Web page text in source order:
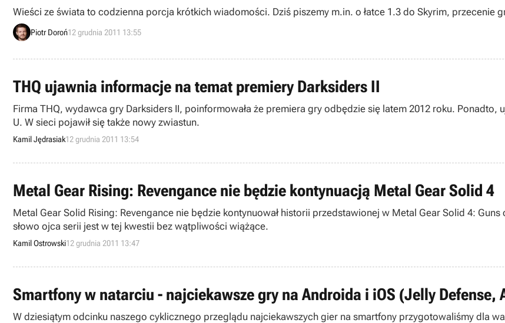
Wieści ze świata to codzienna porcja krótkich wiadomości. Dziś piszemy m.in. o łatce 1.3 do Skyrim, przecenie
Piotr Doroń12 grudnia 2011 13:55
THQ ujawnia informacje na temat premiery Darksiders II
Firma THQ, wydawca gry Darksiders II, poinformowała że premiera gry odbędzie się latem 2012 roku. Ponadto,
U. W sieci pojawił się także nowy zwiastun.
Kamil Jędrasiak12 grudnia 2011 13:54
Metal Gear Rising: Revengance nie będzie kontynuacją Metal Gear Solid 4
Metal Gear Solid Rising: Revengance nie będzie kontynuował historii przedstawionej w Metal Gear Solid 4:
słowo ojca serii jest w tej kwestii bez wątpliwości wiążące.
Kamil Ostrowski12 grudnia 2011 13:47
Smartfony w natarciu - najciekawsze gry na Androida i iOS (Jelly Defense,
W dziesiątym odcinku naszego cyklicznego przeglądu najciekawszych gier na smartfony przygotowaliśmy dla